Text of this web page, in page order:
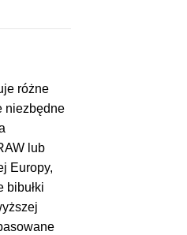
różne
niezbędne
lub
Europy,
bibułki